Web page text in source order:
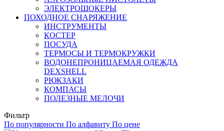
ЭЛЕКТРОШОКЕРЫ
ПОХОДНОЕ СНАРЯЖЕНИЕ
ИНСТРУМЕНТЫ
КОСТЕР
ПОСУДА
ТЕРМОСЫ И ТЕРМОКРУЖКИ
ВОДОНЕПРОНИЦАЕМАЯ ОДЕЖДА
DEXSHELL
РЮКЗАКИ
КОМПАСЫ
ПОЛЕЗНЫЕ МЕЛОЧИ
Фильтр
По популярности По алфавиту По цене